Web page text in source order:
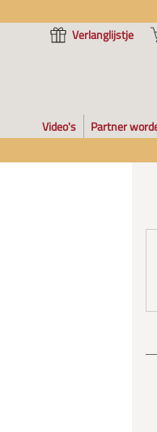
Verlanglijstje
Video's Partner